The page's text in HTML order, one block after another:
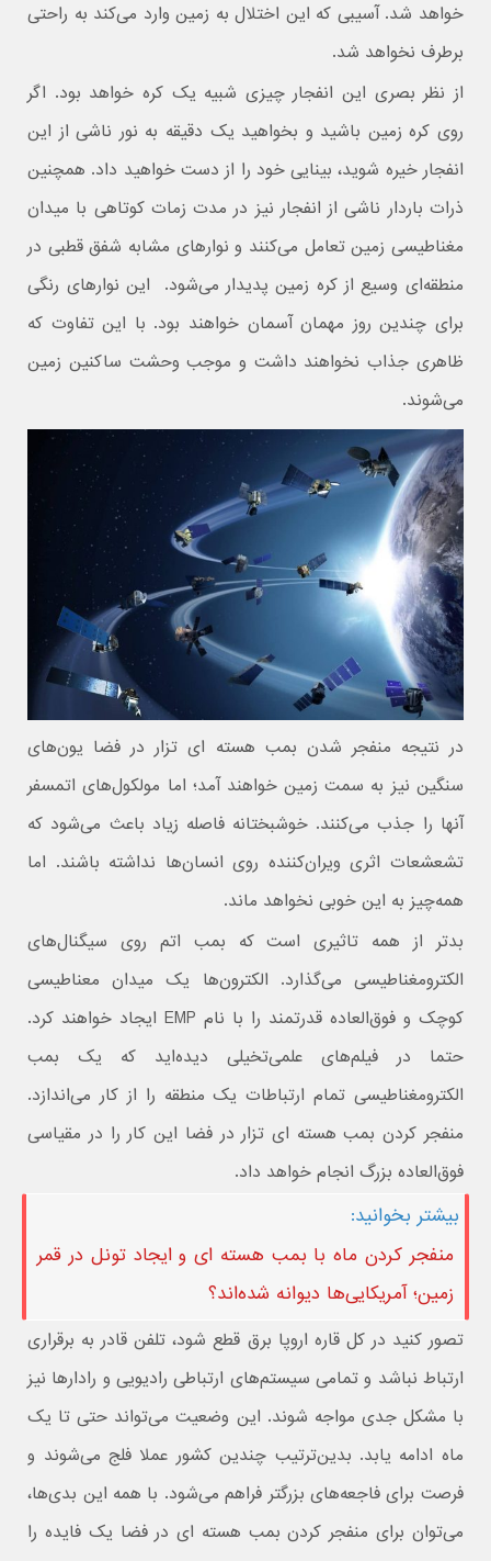
خواهد شد. آسیبی که این اختلال به زمین وارد می‌کند به راحتی
برطرف نخواهد شد.
از نظر بصری این انفجار چیزی شبیه یک کره خواهد بود. اگر
روی کره زمین باشید و بخواهید یک دقیقه به نور ناشی از این
انفجار خیره شوید، بینایی خود را از دست خواهید داد. همچنین
ذرات باردار ناشی از انفجار نیز در مدت زمات کوتاهی با میدان
مغناطیسی زمین تعامل می‌کنند و نوارهای مشابه شفق قطبی در
منطقه‌ای وسیع از کره زمین پدیدار می‌شود. این نوارهای رنگی
برای چندین روز مهمان آسمان خواهند بود. با این تفاوت که
ظاهری جذاب نخواهند داشت و موجب وحشت ساکنین زمین
می‌شوند.
در نتیجه منفجر شدن بمب هسته ای تزار در فضا یون‌های
سنگین نیز به سمت زمین خواهند آمد؛ اما مولکول‌های اتمسفر
آنها را جذب می‌کنند. خوشبختانه فاصله زیاد باعث می‌شود که
تشعشعات اثری ویران‌کننده روی انسان‌ها نداشته باشند. اما
همه‌چیز به این خوبی نخواهد ماند.
بدتر از همه تاثیری است که بمب اتم روی سیگنال‌های
الکترومغناطیسی می‌گذارد. الکترون‌ها یک میدان معناطیسی
کوچک و فوق‌العاده قدرتمند را با نام EMP ایجاد خواهند کرد.
حتما در فیلم‌های علمی‌تخیلی دیده‌اید که یک بمب
الکترومغناطیسی تمام ارتباطات یک منطقه را از کار می‌اندازد.
منفجر کردن بمب هسته ای تزار در فضا این کار را در مقیاسی
فوق‌العاده بزرگ انجام خواهد داد.
بیشتر بخوانید:
منفجر کردن ماه با بمب هسته ای و ایجاد تونل در قمر
زمین؛ آمریکایی‌ها دیوانه شده‌اند؟
تصور کنید در کل قاره اروپا برق قطع شود، تلفن قادر به برقراری
ارتباط نباشد و تمامی سیستم‌های ارتباطی رادیویی و رادارها نیز
با مشکل جدی مواجه شوند. این وضعیت می‌تواند حتی تا یک
ماه ادامه یابد. بدین‌ترتیب چندین کشور عملا فلج می‌شوند و
فرصت برای فاجعه‌های بزرگتر فراهم می‌شود. با همه این بدی‌ها،
می‌توان برای منفجر کردن بمب هسته ای در فضا یک فایده را